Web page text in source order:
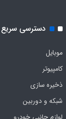
دسترسی سریع
موبایل
کامپیوتر
ذخیره سازی
شبکه و دوربین